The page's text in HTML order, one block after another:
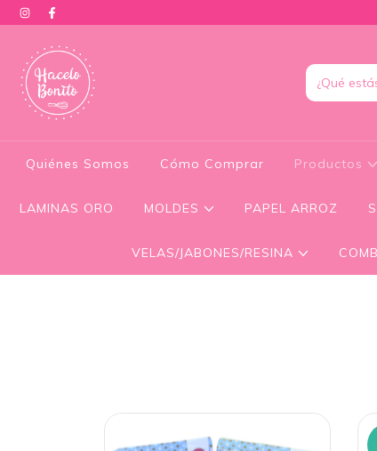
Quiénes Somos Cómo Comprar Productos
LAMINAS ORO MOLDES PAPEL ARROZ
VELAS/JABONES/RESINA